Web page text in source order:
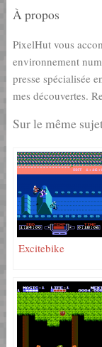
À propos
PixelHut vous
environnement
presse spécialisée
mes découvertes.
Sur le même
Excitebike